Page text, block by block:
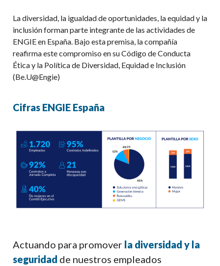
La diversidad, la igualdad de oportunidades, la equidad y la
inclusión forman parte integrante de las actividades de
ENGIE en España. Bajo esta premisa, la compañía
reafirma este compromiso en su Código de Conducta
Ética y la Política de Diversidad, Equidad e Inclusión
(Be.U@Engie)
Cifras ENGIE España
Actuando para promover la diversidad y la
seguridad de nuestros empleados